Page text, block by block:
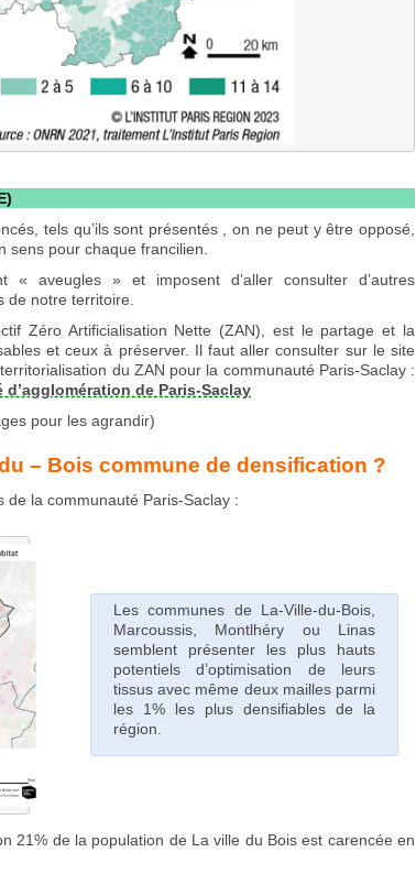
tels qu’ils sont présentés , on ne peut y être opposé,
sens pour chaque francilien.
« aveugles » et imposent d’aller consulter d’autres
de notre territoire.
Zéro Artificialisation Nette (ZAN), est le partage et la
et ceux à préserver. Il faut aller consulter sur le site
du ZAN pour la communauté Paris-Saclay :
de Paris-Saclay
pour les agrandir)
– Bois commune de densification ?
la communauté Paris-Saclay :
Les communes de La-Ville-du-Bois,
Marcoussis, Montlhéry ou Linas
semblent présenter les plus hauts
potentiels d’optimisation de leurs
tissus avec même deux mailles parmi
les 1% les plus densifiables de la
région.
21% de la population de La ville du Bois est carencée en